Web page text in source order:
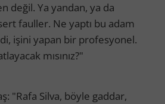
değil. Ya yandan, ya da
fauller. Ne yaptı bu adam
işini yapan bir profesyonel.
mısınız?"
"Rafa Silva, böyle gaddar,